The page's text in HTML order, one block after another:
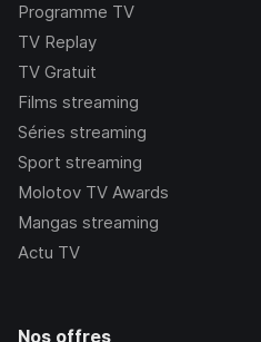
Programme TV
TV Replay
TV Gratuit
Films streaming
Séries streaming
Sport streaming
Molotov TV Awards
Mangas streaming
Actu TV
Nos offres